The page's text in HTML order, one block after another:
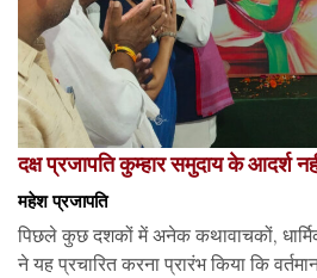
दक्ष प्रजापति कुम्हार समुदाय के आदर्श
महेश प्रजापति
पिछले कुछ दशकों में अनेक कथावाचकों,
ने यह प्रचारित करना प्रारंभ किया कि